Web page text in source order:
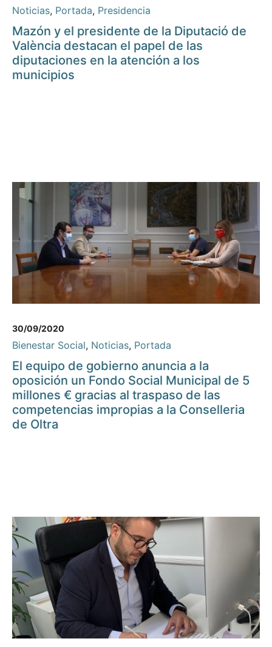
Noticias, Portada, Presidencia
Mazón y el presidente de la Diputació de
València destacan el papel de las
diputaciones en la atención a los
municipios
30/09/2020
Bienestar Social, Noticias, Portada
El equipo de gobierno anuncia a la
oposición un Fondo Social Municipal de 5
millones € gracias al traspaso de las
competencias impropias a la Conselleria
de Oltra